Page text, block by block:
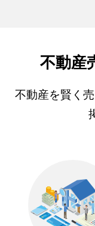
不動産
不動産を賢く